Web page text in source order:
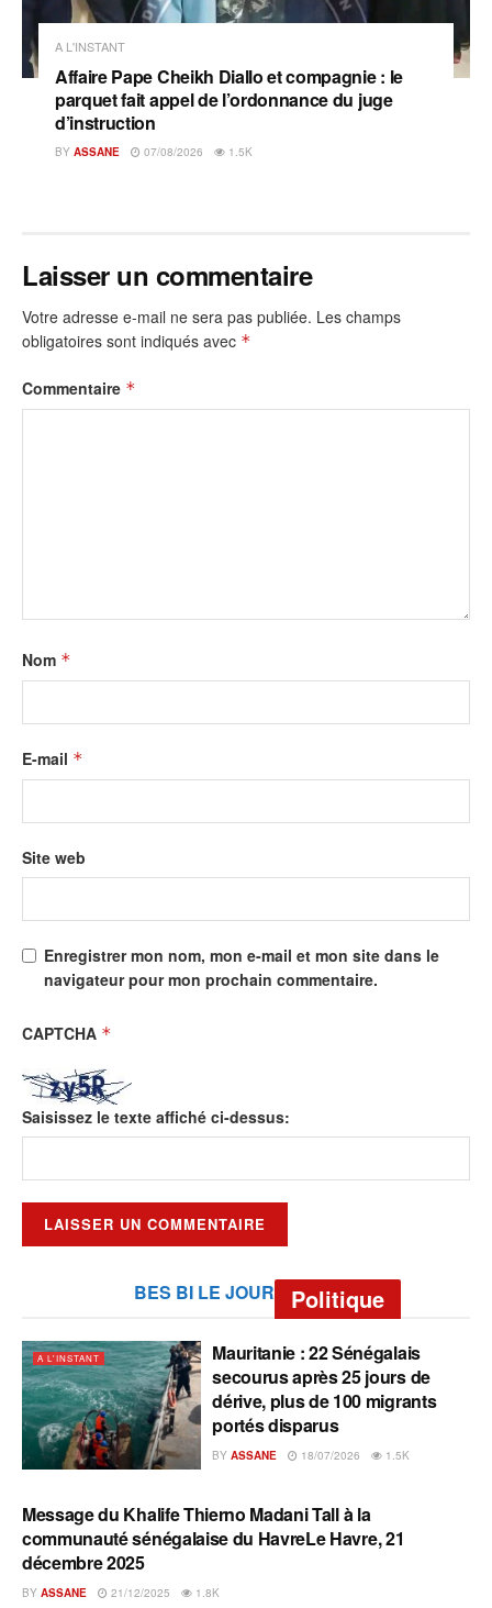
A L'INSTANT
Affaire Pape Cheikh Diallo et compagnie : le
parquet fait appel de l’ordonnance du juge
d’instruction
BY ASSANE 07/08/2026 1.5K
Laisser un commentaire
Votre adresse e-mail ne sera pas publiée. Les champs
obligatoires sont indiqués avec *
Commentaire *
Nom *
E-mail *
Site web
Enregistrer mon nom, mon e-mail et mon site dans le
navigateur pour mon prochain commentaire.
CAPTCHA *
Saisissez le texte affiché ci-dessus:
BES BI LE JOUR Politique
A L'INSTANT
Mauritanie : 22 Sénégalais
secourus après 25 jours de
dérive, plus de 100 migrants
portés disparus
BY ASSANE 18/07/2026 1.5K
A L'INSTANT
Message du Khalife Thierno Madani Tall à la
communauté sénégalaise du HavreLe Havre, 21
décembre 2025
BY ASSANE 21/12/2025 1.8K